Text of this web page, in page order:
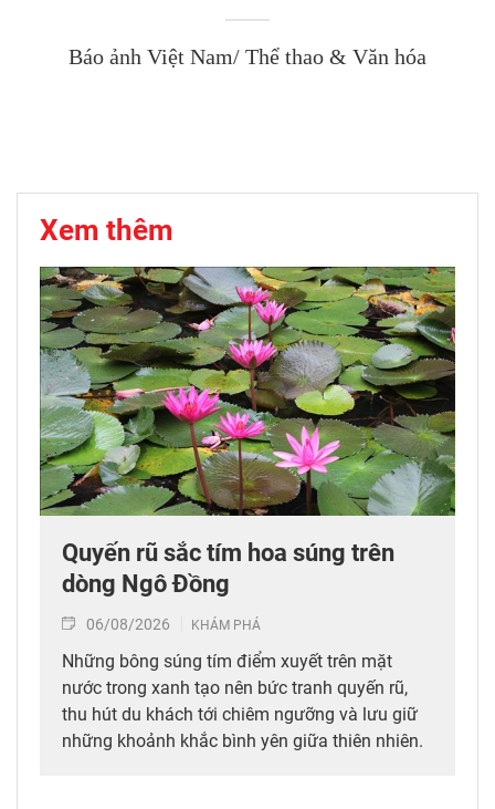
Báo ảnh Việt Nam/ Thể thao & Văn hóa
Xem thêm
Quyến rũ sắc tím hoa súng trên
dòng Ngô Đồng
06/08/2026 KHÁM PHÁ
Những bông súng tím điểm xuyết trên mặt
nước trong xanh tạo nên bức tranh quyến rũ,
thu hút du khách tới chiêm ngưỡng và lưu giữ
những khoảnh khắc bình yên giữa thiên nhiên.